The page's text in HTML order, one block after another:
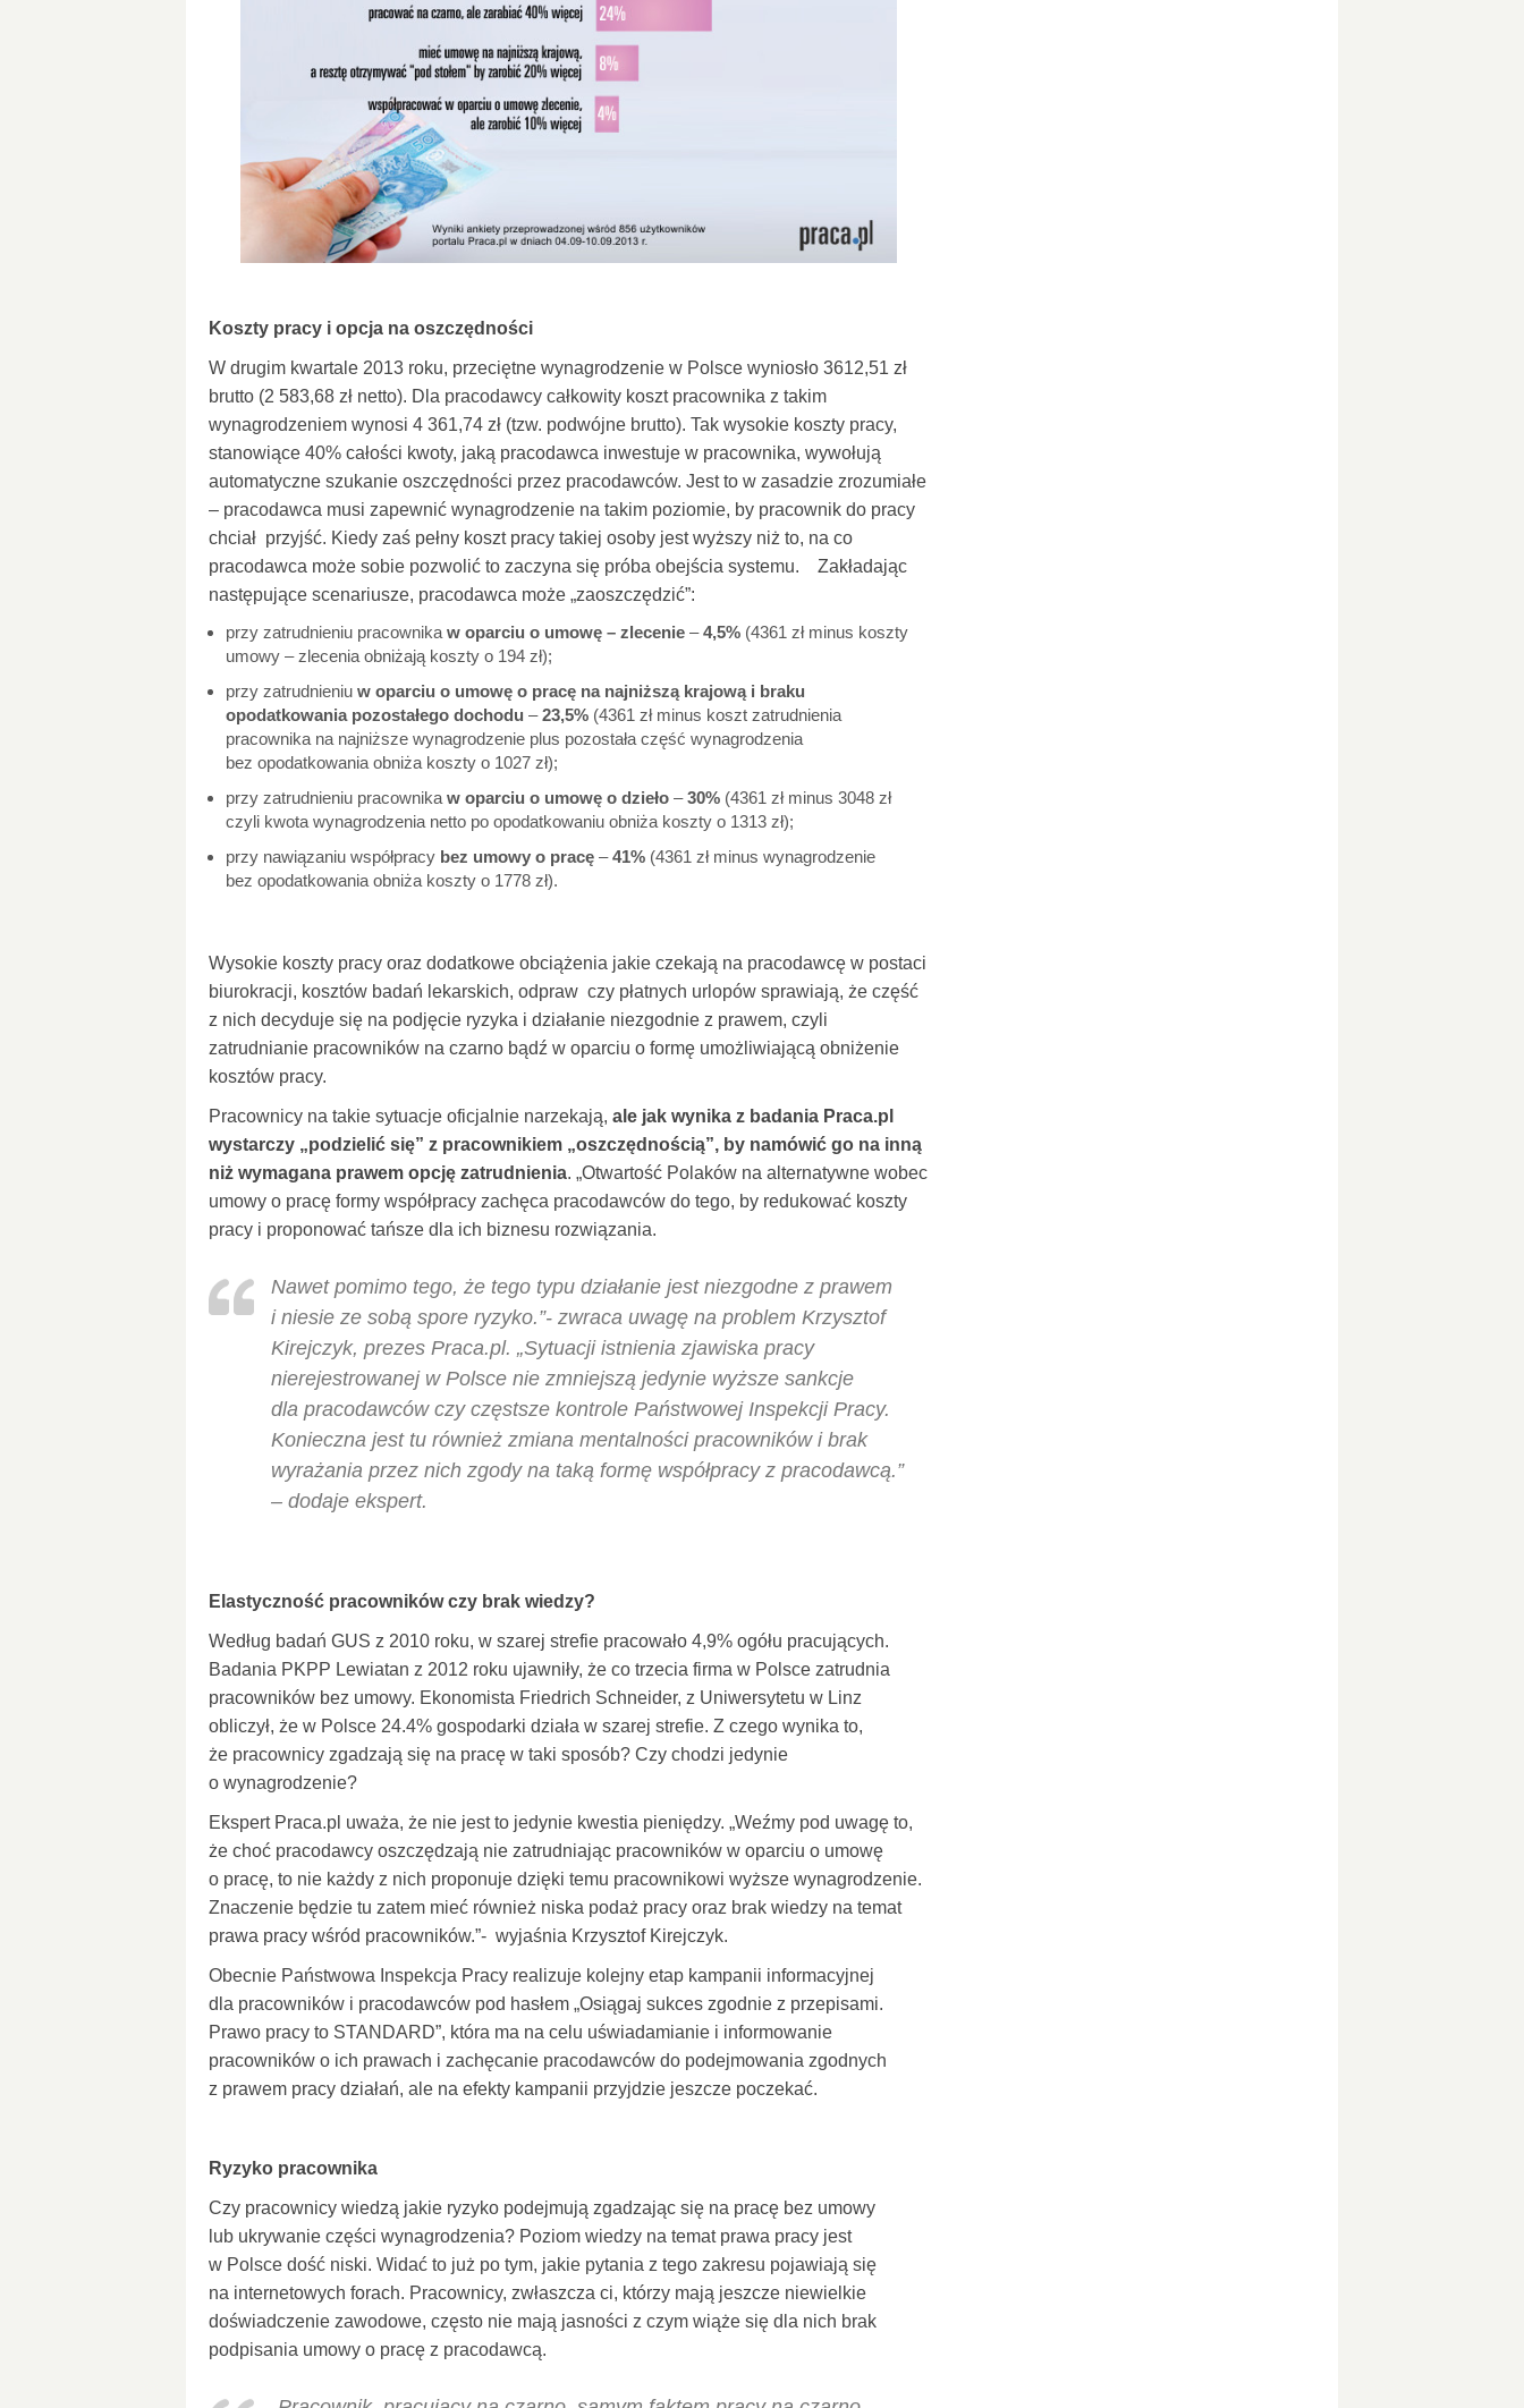
Koszty pracy i opcja na oszczędności
W drugim kwartale 2013 roku, przeciętne wynagrodzenie w Polsce wyniosło 3612,51 zł
brutto (2 583,68 zł netto). Dla pracodawcy całkowity koszt pracownika z takim
wynagrodzeniem wynosi 4 361,74 zł (tzw. podwójne brutto). Tak wysokie koszty pracy,
stanowiące 40% całości kwoty, jaką pracodawca inwestuje w pracownika, wywołują
automatyczne szukanie oszczędności przez pracodawców. Jest to w zasadzie zrozumiałe
– pracodawca musi zapewnić wynagrodzenie na takim poziomie, by pracownik do pracy
chciał przyjść. Kiedy zaś pełny koszt pracy takiej osoby jest wyższy niż to, na co
pracodawca może sobie pozwolić to zaczyna się próba obejścia systemu. Zakładając
następujące scenariusze, pracodawca może „zaoszczędzić”:
przy zatrudnieniu pracownika w oparciu o umowę – zlecenie –4,5% (4361 zł minus koszty
umowy – zlecenia obniżają koszty o 194 zł);
przy zatrudnieniu w oparciu o umowę o pracę na najniższą krajową i braku
opodatkowania pozostałego dochodu –23,5% (4361 zł minus koszt zatrudnienia
pracownika na najniższe wynagrodzenie plus pozostała część wynagrodzenia
bez opodatkowania obniża koszty o 1027 zł);
przy zatrudnieniu pracownika w oparciu o umowę o dzieło –30% (4361 zł minus 3048 zł
czyli kwota wynagrodzenia netto po opodatkowaniu obniża koszty o 1313 zł);
przy nawiązaniu współpracy bez umowy o pracę –41% (4361 zł minus wynagrodzenie
bez opodatkowania obniża koszty o 1778 zł).
Wysokie koszty pracy oraz dodatkowe obciążenia jakie czekają na pracodawcę w postaci
biurokracji, kosztów badań lekarskich, odpraw czy płatnych urlopów sprawiają, że część
z nich decyduje się na podjęcie ryzyka i działanie niezgodnie z prawem, czyli
zatrudnianie pracowników na czarno bądź w oparciu o formę umożliwiającą obniżenie
kosztów pracy.
Pracownicy na takie sytuacje oficjalnie narzekają, ale jak wynika z badania Praca.pl
wystarczy „podzielić się” z pracownikiem „oszczędnością”, by namówić go na inną
niż wymagana prawem opcję zatrudnienia. „Otwartość Polaków na alternatywne wobec
umowy o pracę formy współpracy zachęca pracodawców do tego, by redukować koszty
pracy i proponować tańsze dla ich biznesu rozwiązania.
Nawet pomimo tego, że tego typu działanie jest niezgodne z prawem
i niesie ze sobą spore ryzyko.”- zwraca uwagę na problem Krzysztof
Kirejczyk, prezes Praca.pl. „Sytuacji istnienia zjawiska pracy
nierejestrowanej w Polsce nie zmniejszą jedynie wyższe sankcje
dla pracodawców czy częstsze kontrole Państwowej Inspekcji Pracy.
Konieczna jest tu również zmiana mentalności pracowników i brak
wyrażania przez nich zgody na taką formę współpracy z pracodawcą.”
– dodaje ekspert.
Elastyczność pracowników czy brak wiedzy?
Według badań GUS z 2010 roku, w szarej strefie pracowało 4,9% ogółu pracujących.
Badania PKPP Lewiatan z 2012 roku ujawniły, że co trzecia firma w Polsce zatrudnia
pracowników bez umowy. Ekonomista Friedrich Schneider, z Uniwersytetu w Linz
obliczył, że w Polsce 24.4% gospodarki działa w szarej strefie. Z czego wynika to,
że pracownicy zgadzają się na pracę w taki sposób? Czy chodzi jedynie
o wynagrodzenie?
Ekspert Praca.pl uważa, że nie jest to jedynie kwestia pieniędzy. „Weźmy pod uwagę to,
że choć pracodawcy oszczędzają nie zatrudniając pracowników w oparciu o umowę
o pracę, to nie każdy z nich proponuje dzięki temu pracownikowi wyższe wynagrodzenie.
Znaczenie będzie tu zatem mieć również niska podaż pracy oraz brak wiedzy na temat
prawa pracy wśród pracowników.”- wyjaśnia Krzysztof Kirejczyk.
Obecnie Państwowa Inspekcja Pracy realizuje kolejny etap kampanii informacyjnej
dla pracowników i pracodawców pod hasłem „Osiągaj sukces zgodnie z przepisami.
Prawo pracy to STANDARD”, która ma na celu uświadamianie i informowanie
pracowników o ich prawach i zachęcanie pracodawców do podejmowania zgodnych
z prawem pracy działań, ale na efekty kampanii przyjdzie jeszcze poczekać.
Ryzyko pracownika
Czy pracownicy wiedzą jakie ryzyko podejmują zgadzając się na pracę bez umowy
lub ukrywanie części wynagrodzenia? Poziom wiedzy na temat prawa pracy jest
w Polsce dość niski. Widać to już po tym, jakie pytania z tego zakresu pojawiają się
na internetowych forach. Pracownicy, zwłaszcza ci, którzy mają jeszcze niewielkie
doświadczenie zawodowe, często nie mają jasności z czym wiąże się dla nich brak
podpisania umowy o pracę z pracodawcą.